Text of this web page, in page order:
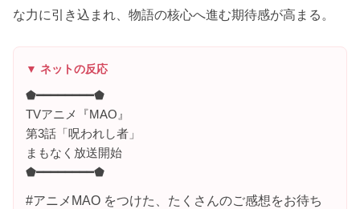
な力に引き込まれ、物語の核心へ進む期待感が高まる。
▼ ネットの反応
⬟━━━━━━━━⬟
TVアニメ『MAO』
第3話「呪われし者」
まもなく放送開始
⬟━━━━━━━━⬟
#アニメMAO をつけた、たくさんのご感想をお待ち